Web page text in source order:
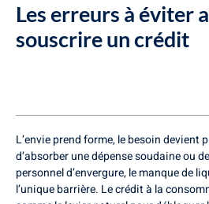
Les erreurs à éviter
souscrire un crédit
L’envie prend forme, le besoin devient
d’absorber une dépense soudaine ou
personnel d’envergure, le manque de
l’unique barrière. Le crédit à la